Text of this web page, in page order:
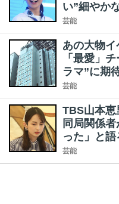
い”細やか
芸能
あの大物
「最愛」
ラマ”に期
芸能
TBS山本恵
同局関係
った」と
芸能